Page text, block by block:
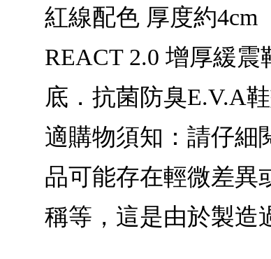
紅線配色 厚度約4cm
REACT 2.0 增厚緩
底．抗菌防臭E.V.A
適購物須知：請仔細
品可能存在輕微差異
稱等，這是由於製造